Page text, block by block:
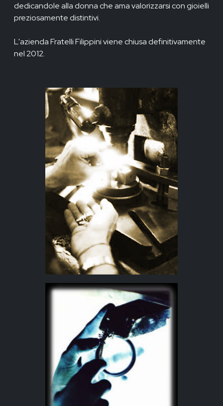
dedicandole alla donna che ama valorizzarsi con gioielli
preziosamente distintivi.
L'azienda Fratelli Filippini viene chiusa definitivamente
nel 2012.